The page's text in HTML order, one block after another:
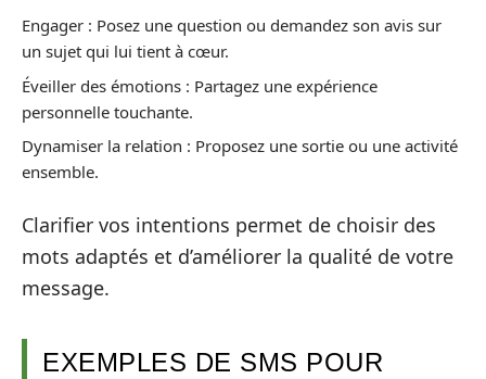
Engager : Posez une question ou demandez son avis sur
un sujet qui lui tient à cœur.
Éveiller des émotions : Partagez une expérience
personnelle touchante.
Dynamiser la relation : Proposez une sortie ou une activité
ensemble.
Clarifier vos intentions permet de choisir des
mots adaptés et d’améliorer la qualité de votre
message.
EXEMPLES DE SMS POUR